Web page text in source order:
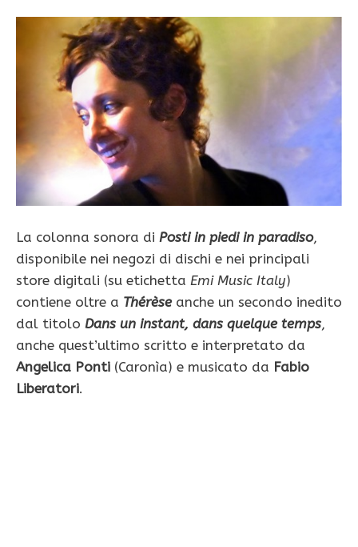
La colonna sonora di Posti in piedi in paradiso,
disponibile nei negozi di dischi e nei principali
store digitali (su etichetta Emi Music Italy)
contiene oltre a Thérèseanche un secondo inedito
dal titolo Dans un instant, dans quelque temps,
anche quest’ultimo scritto e interpretato da
Angelica Ponti (Caronìa) e musicato da Fabio
Liberatori.